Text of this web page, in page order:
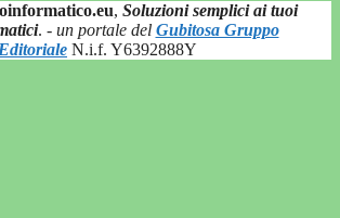
, Soluzioni semplici ai tuoi
. - un portale del Gubitosa Gruppo
Editoriale N.i.f. Y6392888Y